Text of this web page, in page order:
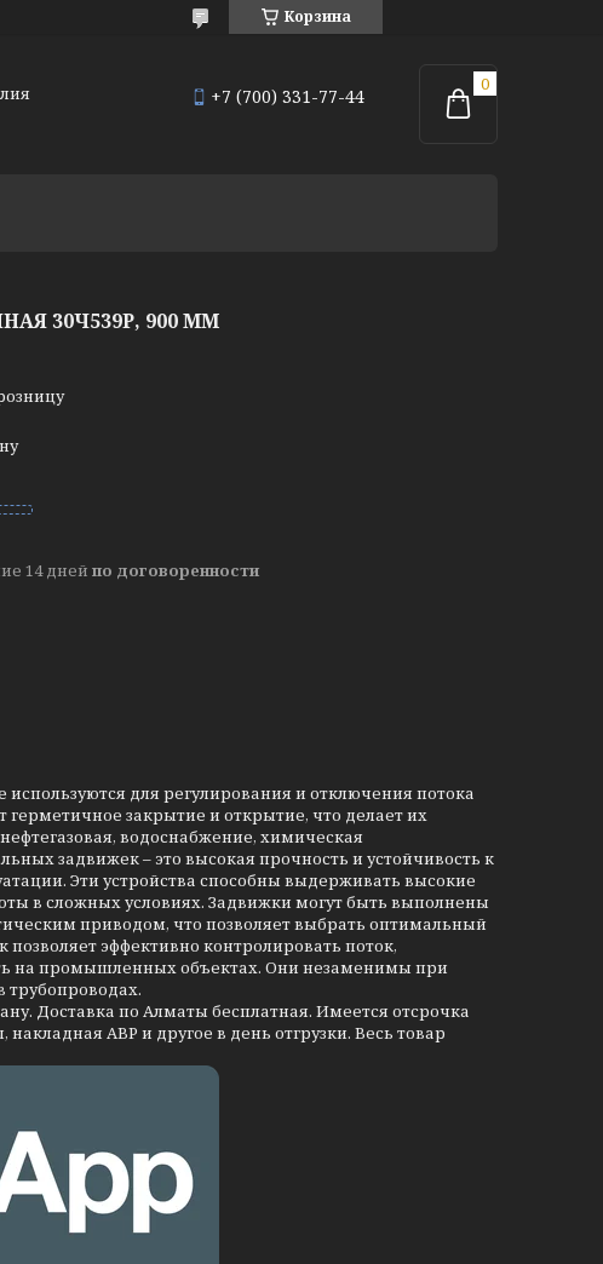
Корзина
+7 (700) 331-77-44
30Ч539Р, 900 ММ
14 дней по договоренности
для регулирования и отключения потока
закрытие и открытие, что делает их
водоснабжение, химическая
задвижек – это высокая прочность и устойчивость к
Эти устройства способны выдерживать высокие
в сложных условиях. Задвижки могут быть выполнены
приводом, что позволяет выбрать оптимальный
эффективно контролировать поток,
на промышленных объектах. Они незаменимы при
трубопроводах.
Доставка по Алматы бесплатная. Имеется отсрочка
АВР и другое в день отгрузки. Весь товар